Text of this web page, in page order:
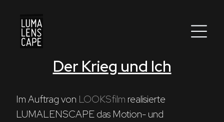
Production / Services
Der Krieg und Ich
Im Auftrag von LOOKSfilm realisierte
LUMALENSCAPE das Motion- und